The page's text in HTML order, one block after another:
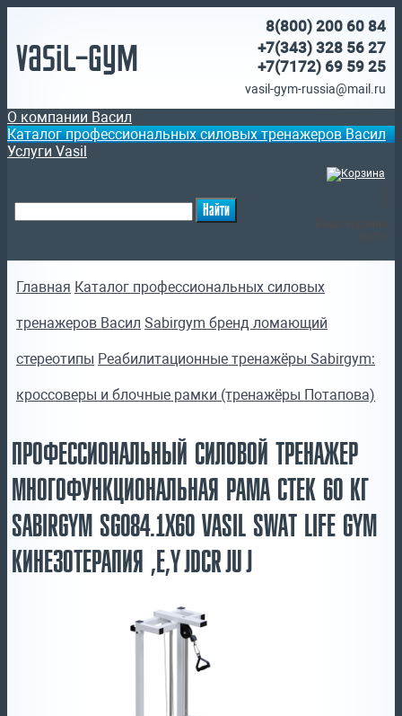
Vasil-Gym
8(800) 200 60 84
+7(343) 328 56 27
+7(7172) 69 59 25
vasil-gym-russia@mail.ru
О компании Васил
Каталог профессиональных силовых тренажеров Васил
Услуги Vasil
Главная Каталог профессиональных силовых
тренажеров Васил Sabirgym бренд ломающий
стереотипы Реабилитационные тренажёры Sabirgym:
кроссоверы и блочные рамки (тренажёры Потапова)
ПРОФЕССИОНАЛЬНЫЙ СИЛОВОЙ ТРЕНАЖЕР
МНОГОФУНКЦИОНАЛЬНАЯ РАМА СТЕК 60 КГ
SABIRGYM SG084.1Х60 VASIL SWAT LIFE GYM
КИНЕЗОТЕРАПИЯ ,E,YJDCRJUJ